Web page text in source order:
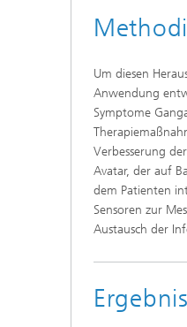
Um diesen
Anwendung
Symptome
Verbesserung
Avatar, der auf
dem Patienten
Sensoren zur
Austausch der
Ergebnis